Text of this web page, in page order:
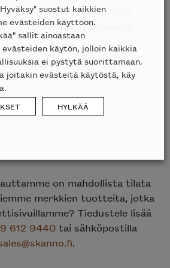
Tämä tuote esillä
Skannon liikeessä
TACCHINI
6637€ ALKUPERÄINEN
HINTA
OLI:
6637€.
3318€NYKYINEN
HINTA
3318€.
on mahdollista tilata
merkkien tuotteita, jotka
Tiedustele lisää
612 9440tai sähköpostilla
.
suostut kaikkien
evästeiden käyttöön.
sallit ainoastaan
käytön, jolloin kaikkia
ei pystytä suorittamaan.
joitakin evästeitä käytöstä, käy
HYLKÄÄ